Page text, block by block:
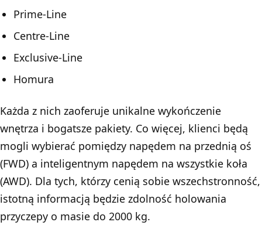
Prime-Line
Centre-Line
Exclusive-Line
Homura
Każda z nich zaoferuje unikalne wykończenie
wnętrza i bogatsze pakiety. Co więcej, klienci będą
mogli wybierać pomiędzy napędem na przednią oś
(FWD) a inteligentnym napędem na wszystkie koła
(AWD). Dla tych, którzy cenią sobie wszechstronność,
istotną informacją będzie zdolność holowania
przyczepy o masie do 2000 kg.